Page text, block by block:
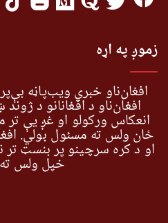
زموږ په اړه
افغان‌ناو خبري ویب‌پاڼه
افغان‌ناو د افغانانو د
انعکاس ورکولو او غږ یې
ځان ولس ته مسئول بولي.
او د کره سرچینو پر بنسټ
خپل ولس